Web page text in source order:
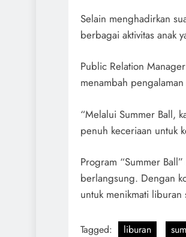
Selain menghadirkan
berbagai aktivitas anak
Public Relation
menambah
“Melalui Summer Ball,
penuh keceriaan untuk
Program “Summer
berlangsung. Dengan
untuk menikmati
Tagged: liburan